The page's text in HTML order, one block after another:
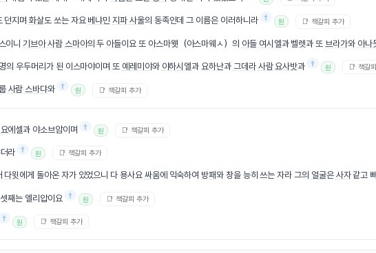
던지며화살도 쏘는 자요 베냐민 지파 사울의 동족인데 그 이름은 이러하니라 † 원 📑 책갈피 추가
이니기브아사람 스마아의 두 아들이요 또 아스마웻（아스마웨ㅅ）의 아들 여시엘과 벨렛과 또 브라가와 아나
의 우두머리가 된 이스마야이며 또 예레미야와 야하시엘과요하난과 그데라 사람요사밧과 † 원 📑 책갈
사람 스바댜와 † 원 📑 책갈피 추가
요에셀과 야소브암이며 † 원 📑 책갈피 추가
라 † 원 📑 책갈피 추가
다윗 에게 돌아온 자가 있었으니 다 용사요 싸움에 익숙하여 방패와 창을 능히 쓰는 자라 그의 얼굴은 사자같고
째는 엘리압이요 † 원 📑 책갈피 추가
† 원 📑 책갈피 추가